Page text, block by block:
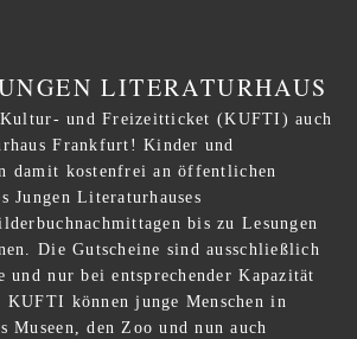
LITERATURHAUS
und Freizeitticket (KUFTI) auch
Frankfurt! Kinder und
damit kostenfrei an öffentlichen
Jungen Literaturhauses
bis zu Lesungen
Die Gutscheine sind ausschließlich
und nur bei entsprechender Kapazität
können junge Menschen in
Museen, den Zoo und nun auch